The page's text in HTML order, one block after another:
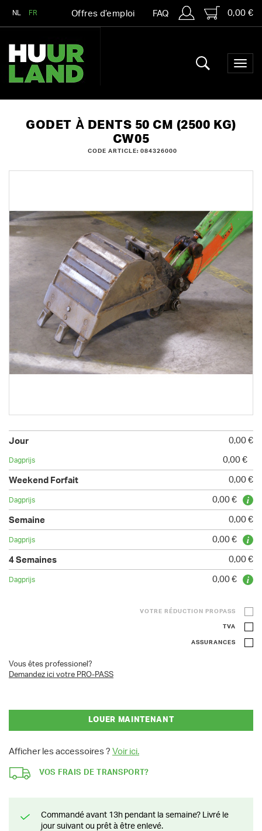
NL FR Offres d’emploi FAQ 0,00 €
GODET À DENTS 50 CM (2500 KG)
CW05
CODE ARTICLE: 084326000
0,00 €
0,00 €
0,00 €
0,00 €
0,00 €
0,00 €
0,00 €
0,00 €
VOTRE RÉDUCTION PROPASS
TVA
ASSURANCES
Vous êtes professionel?
Demandez ici votre PRO-PASS
LOUER MAINTENANT
Afficher les accessoires ? Voir ici.
VOS FRAIS DE TRANSPORT?
Commandé avant 13h pendant la semaine? Livré le
jour suivant ou prêt à être enlevé.